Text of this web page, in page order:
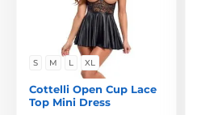
S M L XL
Cottelli Open Cup Lace
Top Mini Dress